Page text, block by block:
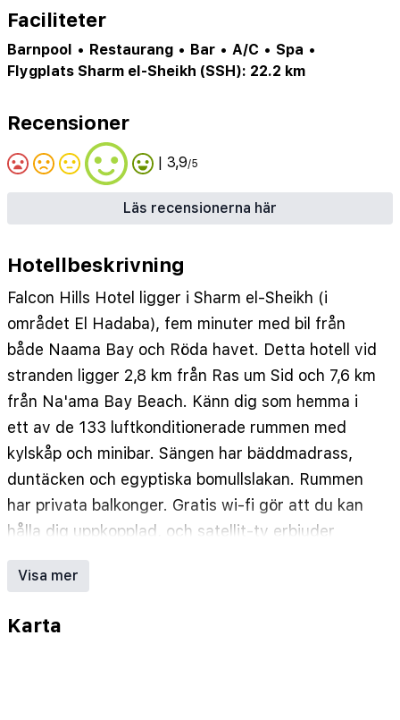
Faciliteter
Barnpool • Restaurang • Bar • A/C • Spa •
Flygplats Sharm el-Sheikh (SSH): 22.2 km
Recensioner
| 3,9/5
Läs recensionerna här
Hotellbeskrivning
Falcon Hills Hotel ligger i Sharm el-Sheikh (i
området El Hadaba), fem minuter med bil från
både Naama Bay och Röda havet. Detta hotell vid
stranden ligger 2,8 km från Ras um Sid och 7,6 km
från Na'ama Bay Beach. Känn dig som hemma i
ett av de 133 luftkonditionerade rummen med
kylskåp och minibar. Sängen har bäddmadrass,
duntäcken och egyptiska bomullslakan. Rummen
har privata balkonger. Gratis wi-fi gör att du kan
hålla dig uppkopplad, och satellit-tv erbjuder
underhållning. Badrum med badkar eller dusch,
regndusch och gratis toalettartiklar. Avstånd
Visa mer
Karta